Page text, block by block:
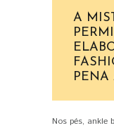
A
PENA
Nos pés, ankle